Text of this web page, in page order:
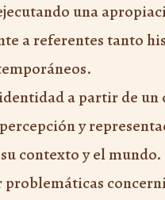
una
a referentes tanto
a partir de
y
contexto y el mundo.
problemáticas